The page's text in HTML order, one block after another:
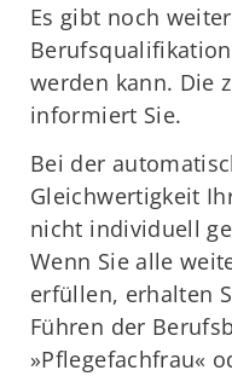
Es gibt noch
werden kann. Die
informiert Sie.
Bei der
Gleichwertigkeit
nicht individuell
Wenn Sie alle
erfüllen, erhalten
Führen der
»Pflegefachfrau«